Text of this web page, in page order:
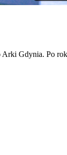
Gdynia. Po